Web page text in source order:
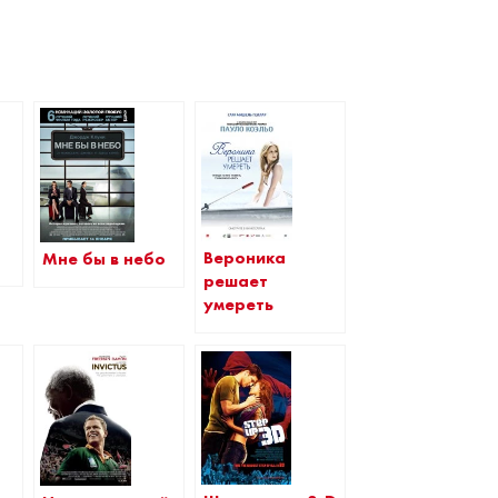
Мне бы в небо
Вероника
решает
умереть